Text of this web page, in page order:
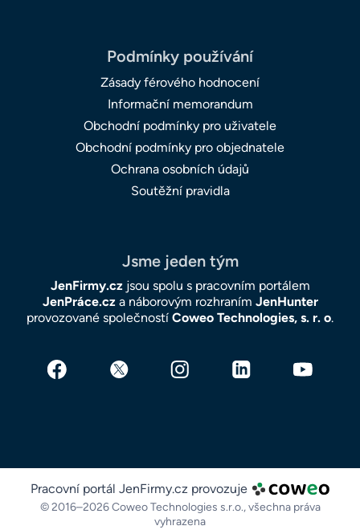
Podmínky používání
Zásady férového hodnocení
Informační memorandum
Obchodní podmínky pro uživatele
Obchodní podmínky pro objednatele
Ochrana osobních údajů
Soutěžní pravidla
Jsme jeden tým
JenFirmy.czjsou spolu s pracovním portálem
JenPráce.cza náborovým rozhraním JenHunter
provozované společností Coweo Technologies, s. r. o.
Pracovní portál JenFirmy.cz provozuje
© 2016–2026 Coweo Technologies s.r.o.,všechna práva
vyhrazena